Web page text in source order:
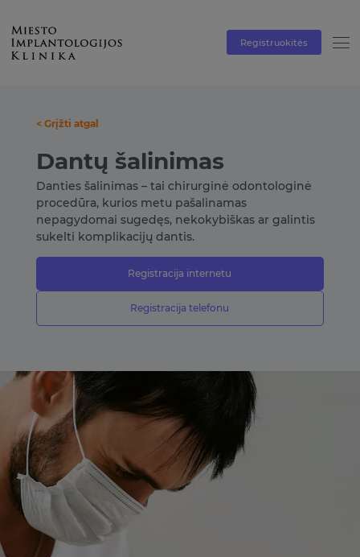
Registruokitės
< Grįžti atgal
Dantų šalinimas
Danties šalinimas – tai chirurginė odontologinė
procedūra, kurios metu pašalinamas
nepagydomai sugedęs, nekokybiškas ar galintis
sukelti komplikacijų dantis.
Registracija internetu
Registracija telefonu